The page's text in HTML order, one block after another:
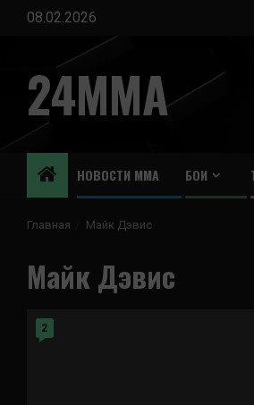
Перейти
содержимому
08.02.2026
24MMA
НОВОСТИ ММА БОИ
Главная Майк Дэвис
Майк Дэвис
2